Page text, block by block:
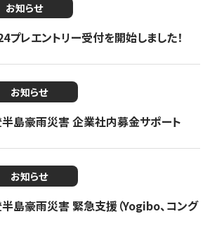
お知らせ
レエントリー受付を開始しました！
お知らせ
島豪雨災害 企業社内募金サポート
お知らせ
島豪雨災害 緊急支援（Yogibo、コング